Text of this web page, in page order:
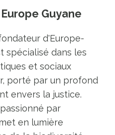
Guyane
d'Europe-
spécialisé dans les
et sociaux
porté par un profond
envers la justice.
par
en lumière